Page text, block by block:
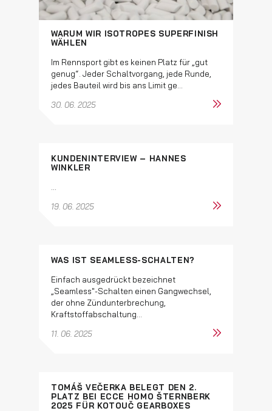
WARUM WIR ISOTROPES SUPERFINISH
WÄHLEN
Im Rennsport gibt es keinen Platz für „gut
genug“. Jeder Schaltvorgang, jede Runde,
jedes Bauteil wird bis ans Limit ge...
30. 06. 2025
KUNDENINTERVIEW – HANNES
WINKLER
19. 06. 2025
WAS IST SEAMLESS-SCHALTEN?
Einfach ausgedrückt bezeichnet
„Seamless"-Schalten einen Gangwechsel,
der ohne Zündunterbrechung,
Kraftstoffabschaltung...
11. 06. 2025
TOMÁŠ VEČERKA BELEGT DEN 2.
PLATZ BEI ECCE HOMO ŠTERNBERK
2025 FÜR KOTOUČ GEARBOXES